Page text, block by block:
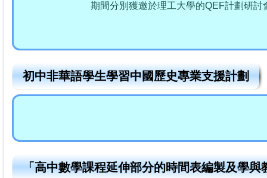
期間分別獲邀於理工大學的QEF計劃研
初中非華語學生學習中國歷史專業支援計劃
「高中數學課程延伸部分的時間表編製及學與